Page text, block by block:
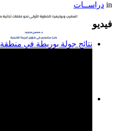
in دراســات
فيديو
نتائج جولة بوريطة في منطقة